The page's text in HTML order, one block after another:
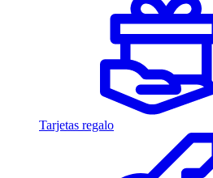
Tarjetas regalo